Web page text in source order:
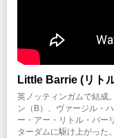
Little Barrie (リト
英ノッティンガムで結成
ン（B）、ヴァージル・
ー・アー・リトル・バー
ターダムに駆け上がった